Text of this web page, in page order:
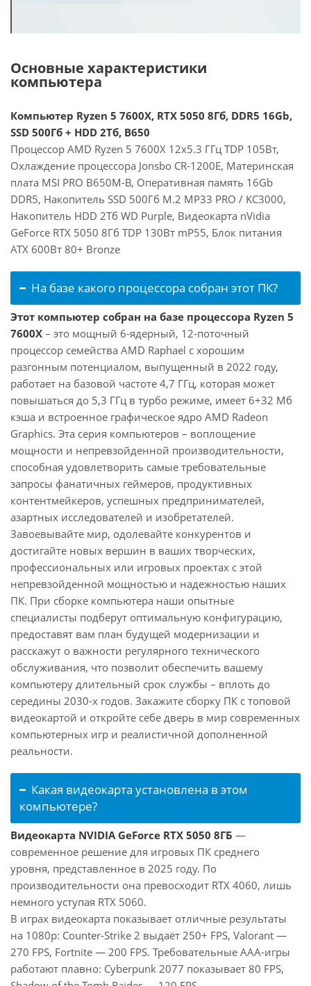
Основные характеристики
компьютера
Компьютер Ryzen 5 7600X, RTX 5050 8Гб, DDR5 16Gb,
SSD 500Гб + HDD 2Тб, B650
Процессор AMD Ryzen 5 7600X 12x5.3 ГГц TDP 105Вт,
Охлаждение процессора Jonsbo CR-1200E, Материнская
плата MSI PRO B650M-B, Оперативная память 16Gb
DDR5, Накопитель SSD 500Гб M.2 MP33 PRO / KC3000,
Накопитель HDD 2Тб WD Purple, Видеокарта nVidia
GeForce RTX 5050 8Гб TDP 130Вт mP55, Блок питания
ATX 600Вт 80+ Bronze
На базе какого процессора собран этот ПК?
Этот компьютер собран на базе процессора Ryzen 5
7600X – это мощный 6-ядерный, 12-поточный
процессор семейства AMD Raphael с хорошим
разгонным потенциалом, выпущенный в 2022 году,
работает на базовой частоте 4,7 ГГц, которая может
повышаться до 5,3 ГГц в турбо режиме, имеет 6+32 Мб
кэша и встроенное графическое ядро AMD Radeon
Graphics. Эта серия компьютеров – воплощение
мощности и непревзойденной производительности,
способная удовлетворить самые требовательные
запросы фанатичных геймеров, продуктивных
контентмейкеров, успешных предпринимателей,
азартных исследователей и изобретателей.
Завоевывайте мир, одолевайте конкурентов и
достигайте новых вершин в ваших творческих,
профессиональных или игровых проектах с этой
непревзойденной мощностью и надежностью наших
ПК. При сборке компьютера наши опытные
специалисты подберут оптимальную конфигурацию,
предоставят вам план будущей модернизации и
расскажут о важности регулярного технического
обслуживания, что позволит обеспечить вашему
компьютеру длительный срок службы – вплоть до
середины 2030-х годов. Закажите сборку ПК с топовой
видеокартой и откройте себе дверь в мир современных
компьютерных игр и реалистичной дополненной
реальности.
Какая видеокарта установлена в этом
компьютере?
Видеокарта NVIDIA GeForce RTX 5050 8ГБ —
современное решение для игровых ПК среднего
уровня, представленное в 2025 году. По
производительности она превосходит RTX 4060, лишь
немного уступая RTX 5060.
В играх видеокарта показывает отличные результаты
на 1080p: Counter-Strike 2 выдаёт 250+ FPS, Valorant —
270 FPS, Fortnite — 200 FPS. Требовательные AAA-игры
работают плавно: Cyberpunk 2077 показывает 80 FPS,